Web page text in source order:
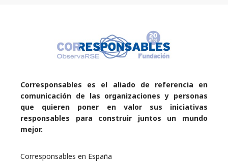
Corresponsables es el aliado de referencia en
comunicación de las organizaciones y personas
que quieren poner en valor sus iniciativas
responsables para construir juntos un mundo
mejor.
Corresponsables en España